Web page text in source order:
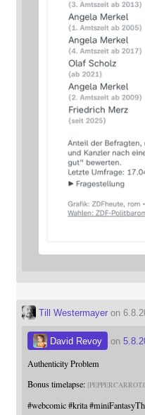
Till Westermayeron
David Revoy on
Authenticity Problem
Bonus timelapse:
#webcomic #krita #